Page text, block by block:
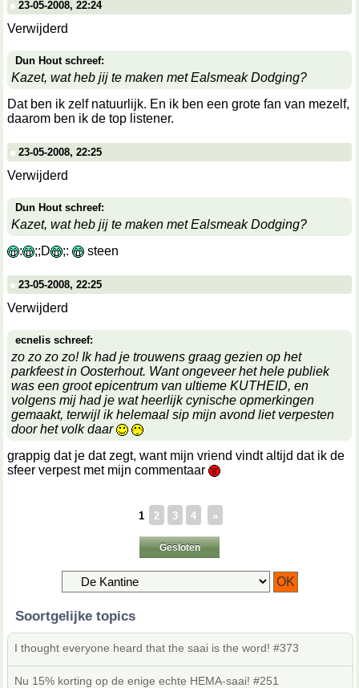
23-05-2008, 22:24
Verwijderd
Dun Hout schreef:
Kazet, wat heb jij te maken met Ealsmeak Dodging?
Dat ben ik zelf natuurlijk. En ik ben een grote fan van mezelf,
daarom ben ik de top listener.
23-05-2008, 22:25
Verwijderd
Dun Hout schreef:
Kazet, wat heb jij te maken met Ealsmeak Dodging?
:
;;D ;: steen
23-05-2008, 22:25
Verwijderd
ecnelis schreef:
zo zo zo zo! Ik had je trouwens graag gezien op het
parkfeest in Oosterhout. Want ongeveer het hele publiek
was een groot epicentrum van ultieme KUTHEID, en
volgens mij had je wat heerlijk cynische opmerkingen
gemaakt, terwijl ik helemaal sip mijn avond liet verpesten
door het volk daar
grappig dat je dat zegt, want mijn vriend vindt altijd dat ik de
sfeer verpest met mijn commentaar
1 2 3 4 »
Gesloten
Soortgelijke topics
I thought everyone heard that the saai is the word! #373
Nu 15% korting op de enige echte HEMA-saai! #251